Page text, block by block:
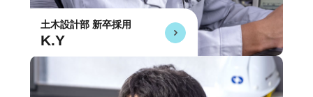
土木設計部 新卒採用
K.Y